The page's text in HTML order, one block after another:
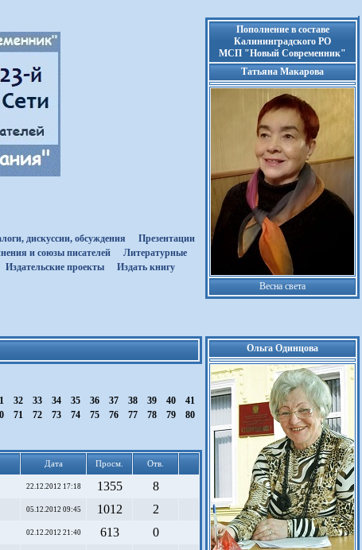
дискуссии, обсуждения
Презентации
и союзы писателей
Литературные
Издательские проекты Издать книгу
Пополнение в составе
Калининградского РО
МСП "Новый Современник"
Татьяна Макарова
Весна света
32 33 34 35 36 37 38 39 40
41
71 72 73 74 75 76 77 78 79
80
Дата Просм. Отв.
22.12.2012 17:18 1355 8
05.12.2012 09:45 1012 2
02.12.2012 21:40 613 0
Ольга Одинцова